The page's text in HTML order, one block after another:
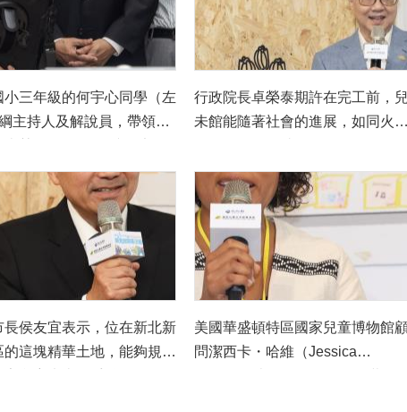
日子（次排右4）及美國波士頓兒
童博物館研究與評估經理李樂樺
（次排右2）等人，共同宣布「國
小三年級的何宇心同學（左
主持人及解說員，帶領行
右2）、新北市長侯友宜
）、立委蘇巧慧（左1）及
（右1）開箱「國家兒童未
願景館，藉由AR擴增實境
未館的秘密與驚喜。
行政院長卓榮泰期許在完工前，兒
未館能隨著社會的進展，如同火車
一步一步的落實完成。
長侯友宜表示，位在新北新
的這塊精華土地，能夠規劃
美國華盛頓特區國家兒童博物館
問潔西卡・哈維（Jessica